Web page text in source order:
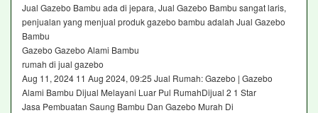
Jual Gazebo Bambu ada di jepara, Jual Gazebo Bambu sangat laris,
penjualan yang menjual produk gazebo bambu adalah Jual Gazebo
Bambu
Gazebo Gazebo Alami Bambu
rumah di jual gazebo
Aug 11, 2024 11 Aug 2024, 09:25 Jual Rumah: Gazebo | Gazebo
Alami Bambu Dijual Melayani Luar Pul RumahDijual 2 1 Star
Jasa Pembuatan Saung Bambu Dan Gazebo Murah Di